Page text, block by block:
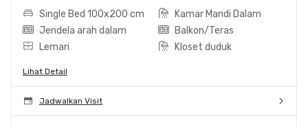
Single Bed 100x200 cm
Kamar Mandi Dalam
Jendela arah dalam
Balkon/Teras
Lemari
Kloset duduk
Lihat Detail
Jadwalkan Visit